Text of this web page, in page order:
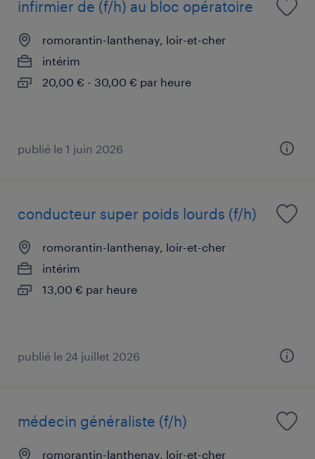
infirmier de (f/h) au bloc opératoire
romorantin-lanthenay, loir-et-cher
intérim
20,00 € - 30,00 € par heure
publié le 1 juin 2026
conducteur super poids lourds (f/h)
romorantin-lanthenay, loir-et-cher
intérim
13,00 € par heure
publié le 24 juillet 2026
médecin généraliste (f/h)
romorantin-lanthenay, loir-et-cher